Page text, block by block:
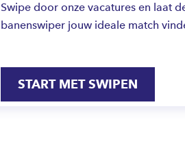
Swipe door onze vacatures en laat
banenswiper jouw ideale match
START MET SWIPEN